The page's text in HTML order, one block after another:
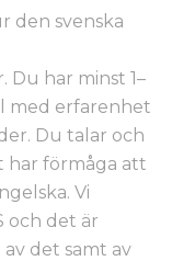
den svenska
Du har minst 1–
med erfarenhet
Du talar och
har förmåga att
Vi
och det är
det samt av